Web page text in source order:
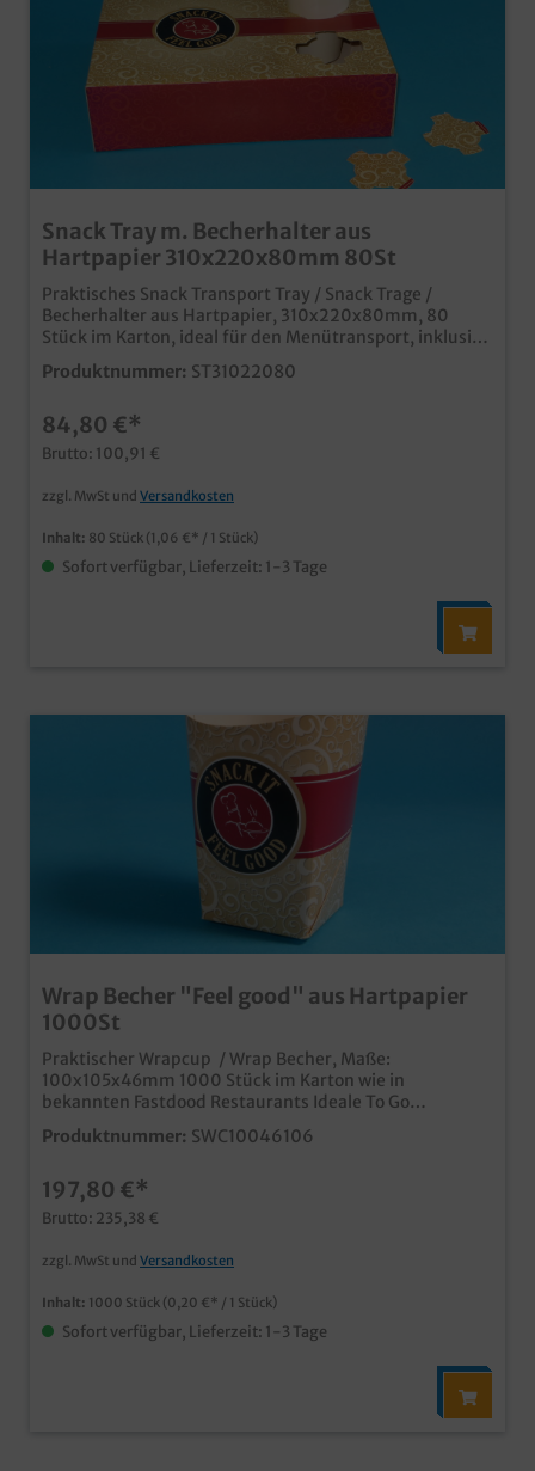
Snack Tray m. Becherhalter aus
Hartpapier 310x220x80mm 80St
Praktisches Snack Transport Tray / Snack Trage /
Becherhalter aus Hartpapier, 310x220x80mm, 80
Stück im Karton, ideal für den Menütransport, inklusive
Becherhalter für 2 Becher passend im Neutralmotiv
"Feel good" ideal für Coffee to go, den Ausschank oder
z.B. im Auto aus umweltfreundlichem Hartpapier
Qualität "Made in Germany" auch in Ihrem
individuellen Design bedruckbar, unser Kundenservice
steht Ihnen diesbezüglich gern zur Verfügung
Produktnummer: ST31022080
84,80 €*
Brutto: 100,91 €
zzgl. MwSt und Versandkosten
Inhalt: 80 Stück (1,06 €* / 1 Stück)
Sofort verfügbar, Lieferzeit: 1-3 Tage
Wrap Becher "Feel good" aus Hartpapier
1000St
Praktischer Wrapcup / Wrap Becher, Maße:
100x105x46mm 1000 Stück im Karton wie in
bekannten Fastdood Restaurants Ideale To Go
Verpackung für Wraps oder Tortillas im "Feel good"
Design Praktische und umweltfreundliche To Go
Germany" Auch in Ihrem individuellen Motiv
bedruckbar, unser Kundenservice berät Sie gern
Produktnummer: SWC10046106
197,80 €*
Brutto: 235,38 €
zzgl. MwSt und Versandkosten
Inhalt: 1000 Stück (0,20 €* / 1 Stück)
Sofort verfügbar, Lieferzeit: 1-3 Tage